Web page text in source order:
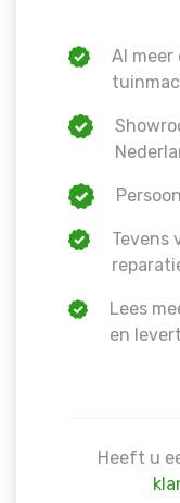
Al meer
Tevens
Lees
en
Heeft u